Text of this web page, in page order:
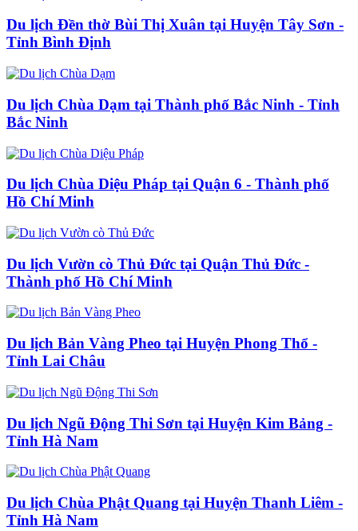
Du lịch Đền thờ Bùi Thị Xuân tại Huyện Tây Sơn -
Tỉnh Bình Định
Du lịch Chùa Dạm tại Thành phố Bắc Ninh - Tỉnh
Bắc Ninh
Du lịch Chùa Diệu Pháp tại Quận 6 - Thành phố
Hồ Chí Minh
Du lịch Vườn cò Thủ Đức tại Quận Thủ Đức -
Thành phố Hồ Chí Minh
Du lịch Bản Vàng Pheo tại Huyện Phong Thổ -
Tỉnh Lai Châu
Du lịch Ngũ Động Thi Sơn tại Huyện Kim Bảng -
Tỉnh Hà Nam
Du lịch Chùa Phật Quang tại Huyện Thanh Liêm -
Tỉnh Hà Nam